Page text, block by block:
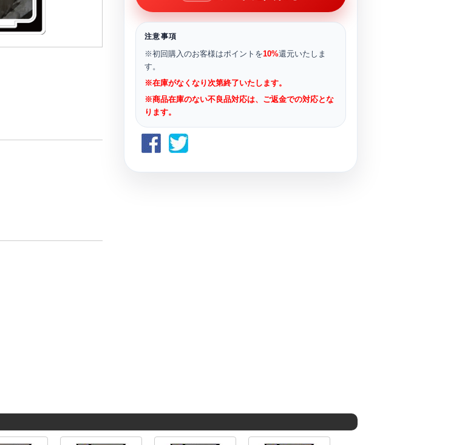
注意事項
※初回購入のお客様はポイントを10%還元いたしま
す。
※在庫がなくなり次第終了いたします。
※商品在庫のない不良品対応は、ご返金での対応とな
ります。